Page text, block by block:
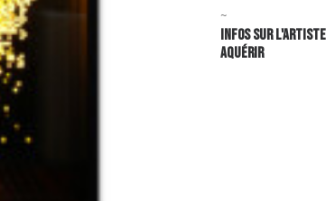
~
Infos sur l'artiste
Aquérir